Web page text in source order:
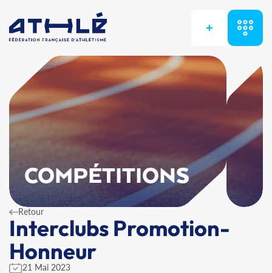
+
COMPÉTITIONS
Retour
Interclubs Promotion-
Honneur
21 Mai 2023